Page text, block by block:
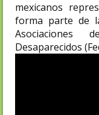
mexicanos
forma parte de
Asociaciones
Desaparecidos